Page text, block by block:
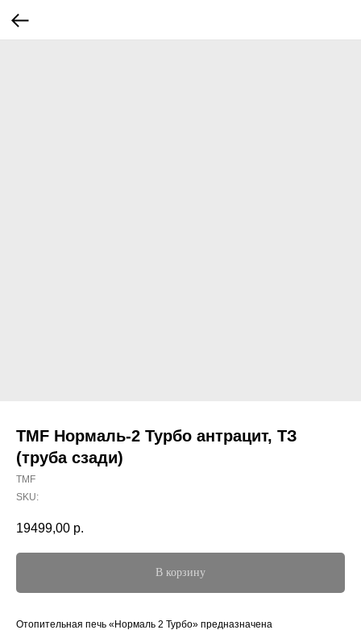
TMF Нормаль-2 Турбо антрацит, ТЗ
(труба сзади)
TMF
SKU:
19499,00 р.
В корзину
Отопительная печь «Нормаль 2 Турбо» предназначена